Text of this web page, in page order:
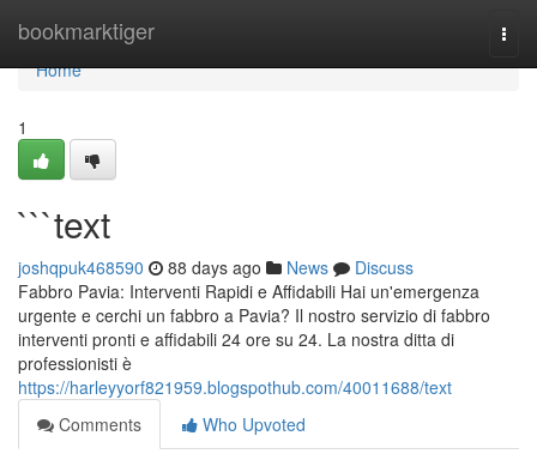
bookmarktiger
Home
Home
1
```text
joshqpuk468590 88 days ago News
Discuss
Fabbro Pavia: Interventi Rapidi e Affidabili Hai un'emergenza
urgente e cerchi un fabbro a Pavia? Il nostro servizio di fabbro
interventi pronti e affidabili 24 ore su 24. La nostra ditta di
professionisti è
https://harleyyorf821959.blogspothub.com/40011688/text
Comments
Who Upvoted